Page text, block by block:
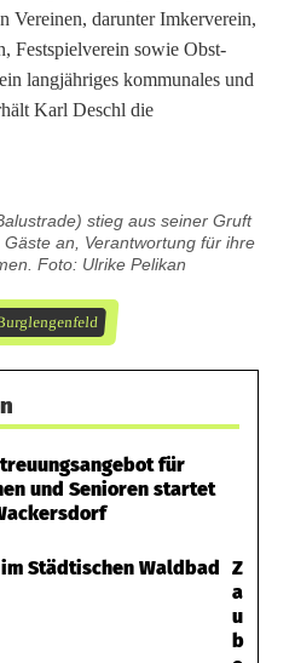
Vereinen, darunter Imkerverein,
Festspielverein sowie Obst-
langjähriges kommunales und
Karl Deschl die
stieg aus seiner Gruft
an, Verantwortung für ihre
Foto: Ulrike Pelikan
für
und Senioren startet
Z
a
u
b